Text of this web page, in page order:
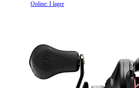
Online: I lager